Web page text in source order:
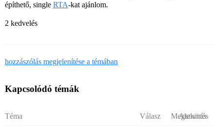
építhető, single RTA-kat ajánlom.
2 kedvelés
hozzászólás megjelenítése a témában
Kapcsolódó témák
Téma Válasz Megtekintés
Aktivitás